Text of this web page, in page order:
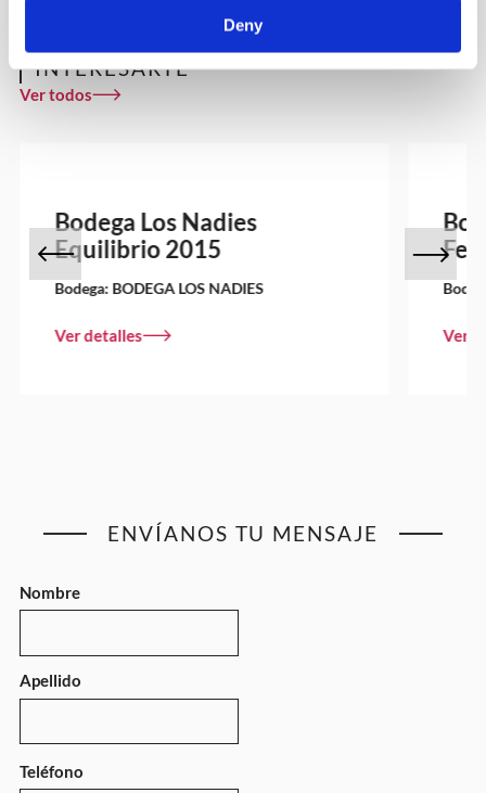
Deny
INTERESARTE
Ver todos
Bodega Los Nadies
Equilibrio 2015
Bodega: BODEGA LOS NADIES
Ver detalles Ver
ENVÍANOS TU MENSAJE
Nombre
Apellido
Teléfono